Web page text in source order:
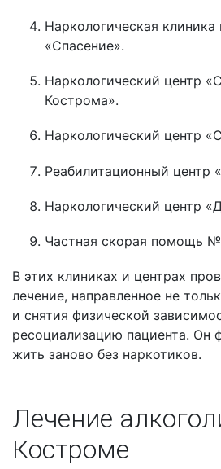
Наркологическая
«Спасение».
Наркологический центр
Кострома».
Наркологический центр
Реабилитационный центр
Наркологический центр
Частная скорая помощь
В этих клиниках и центрах
лечение, направленное не
и снятия физической
ресоциализацию пациента. Он
жить заново без наркотиков.
Лечение
Костроме